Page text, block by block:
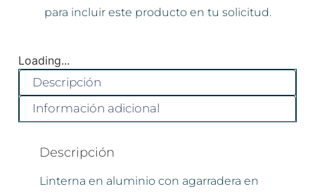
para incluir este producto en tu solicitud.
Loading...
Descripción
Información adicional
Descripción
Linterna en aluminio con agarradera en